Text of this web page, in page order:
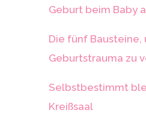
Geburt beim Baby
Die fünf Bausteine,
Geburtstrauma zu
Selbstbestimmt
Kreißsaal